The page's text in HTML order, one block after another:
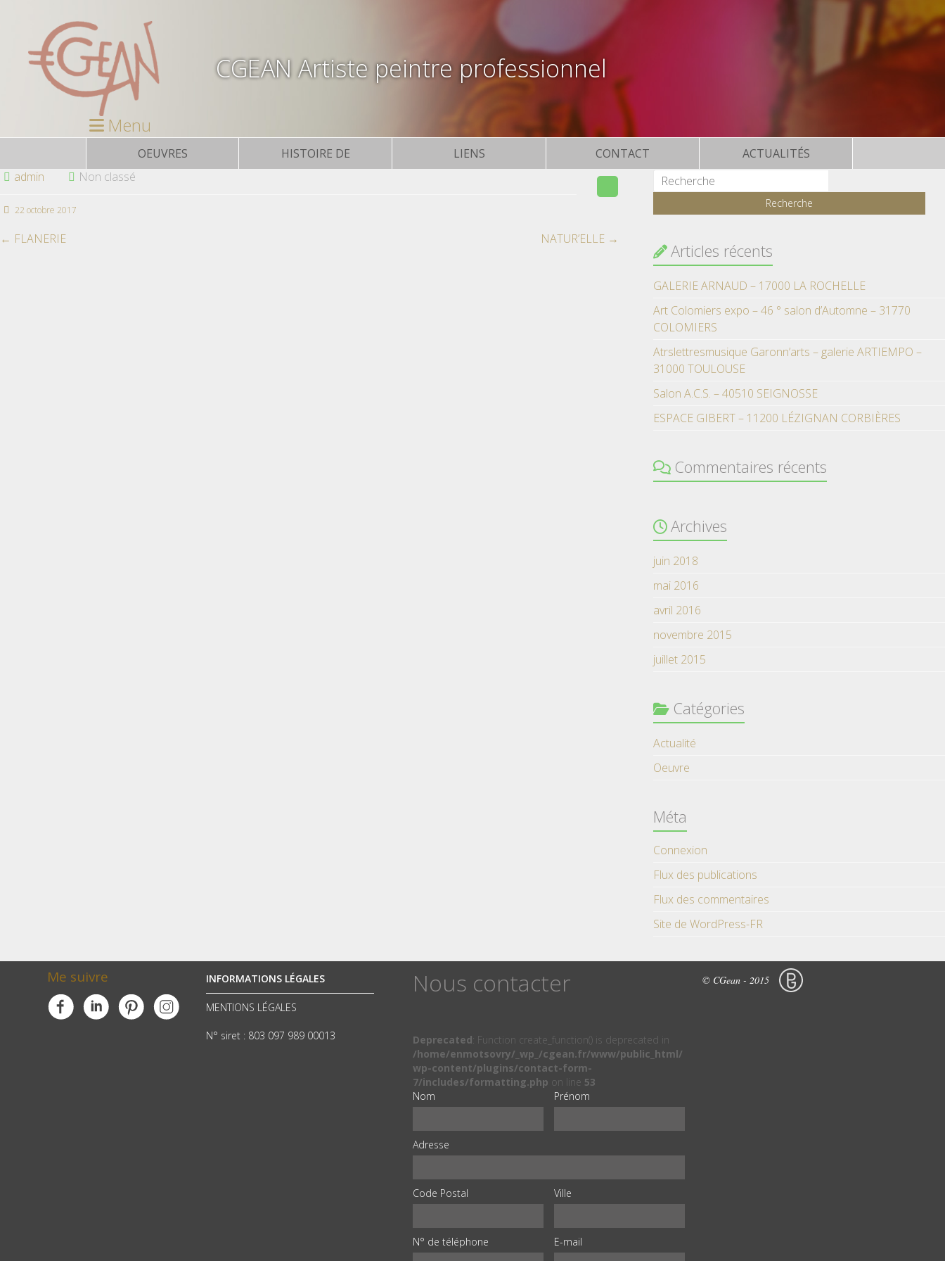
CGEAN Artiste peintre professionnel
Menu
OEUVRES HISTOIRE DE LIENS CONTACT
ACTUALITÉS
admin
Non classé
22 octobre 2017
← FLANERIE NATUR’ELLE →
Articles récents
GALERIE ARNAUD – 17000 LA ROCHELLE
Art Colomiers expo – 46 ° salon d’Automne – 31770
COLOMIERS
Atrslettresmusique Garonn’arts – galerie ARTIEMPO –
31000 TOULOUSE
Salon A.C.S. – 40510 SEIGNOSSE
ESPACE GIBERT – 11200 LÉZIGNAN CORBIÈRES
Commentaires récents
Archives
juin 2018
mai 2016
avril 2016
novembre 2015
juillet 2015
Catégories
Actualité
Oeuvre
Méta
Connexion
Flux des publications
Flux des commentaires
Site de WordPress-FR
Me suivre INFORMATIONS LÉGALES
MENTIONS LÉGALES
N° siret : 803 097 989 00013
Nous contacter
Deprecated: Function create_function() is deprecated in
/home/enmotsovry/_wp_/cgean.fr/www/public_html/
wp-content/plugins/contact-form-
7/includes/formatting.php on line 53
Nom
Prénom
Adresse
Code Postal Ville
N° de téléphone E-mail
© CGean - 2015